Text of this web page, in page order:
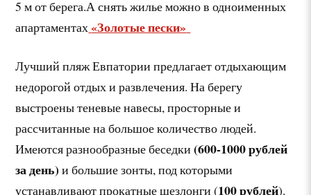
5 м от берега.А снять жилье можно в одноименных
апартаментах«Золотые пески»
Лучший пляж Евпатории предлагает отдыхающим
недорогой отдых и развлечения. На берегу
выстроены теневые навесы, просторные и
рассчитанные на большое количество людей.
Имеются разнообразные беседки(600-1000 рублей
за день) и большие зонты, под которыми
устанавливают прокатные шезлонги (100рублей).